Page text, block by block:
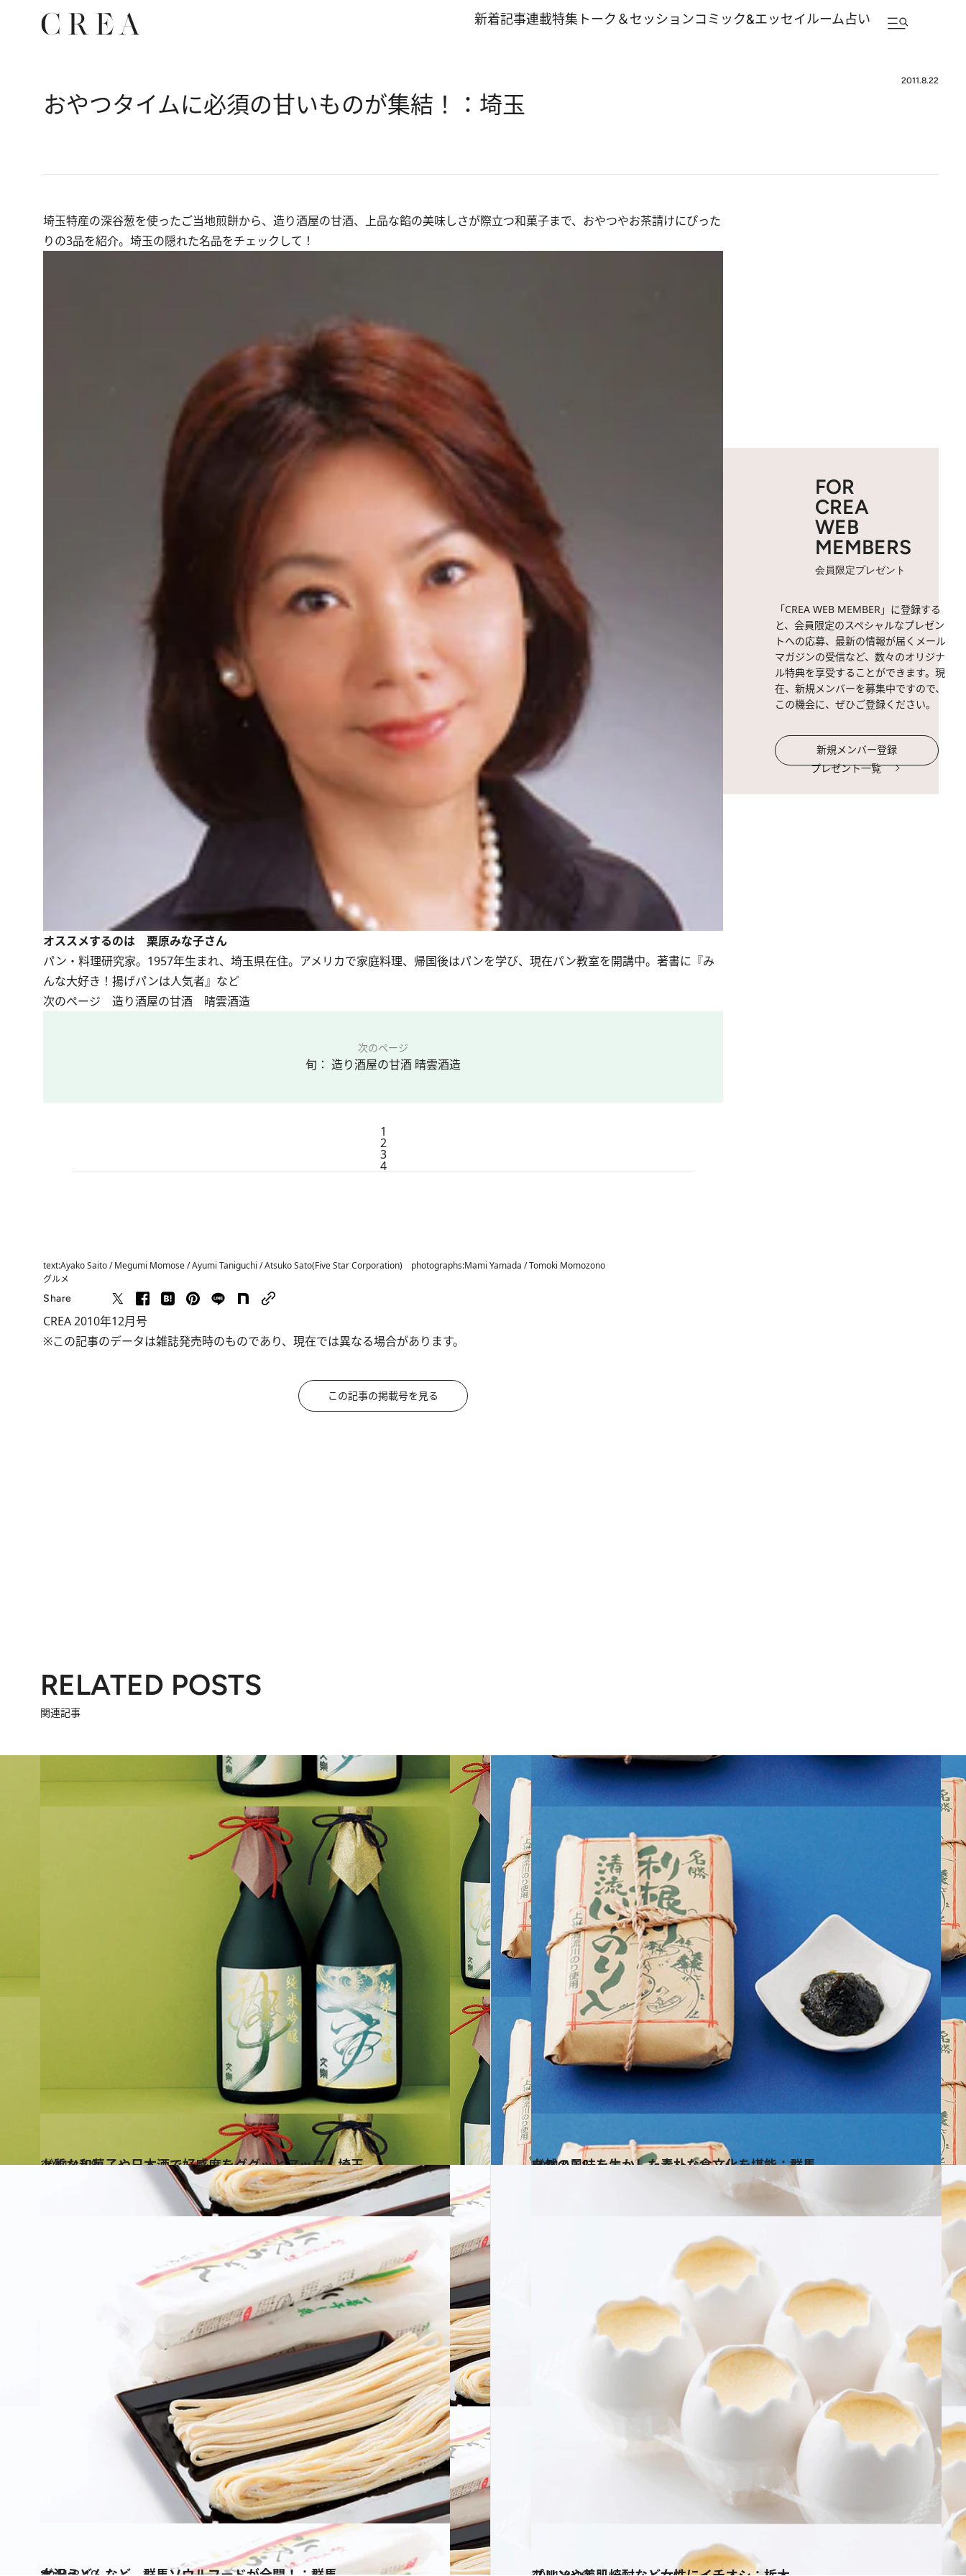
新着記事連載特集 トーク＆セッションコミック&エッセイルーム占い
2011.8.22
おやつタイムに必須の甘いものが集結！：埼玉
埼玉特産の深谷葱を使ったご当地煎餅から、造り酒屋の甘酒、上品な餡の美味しさが際立つ和菓子まで、おやつやお茶請けにぴった
りの3品を紹介。埼玉の隠れた名品をチェックして！
オススメするのは 栗原みな子さん
パン・料理研究家。1957年生まれ、埼玉県在住。アメリカで家庭料理、帰国後はパンを学び、現在パン教室を開講中。著書に『み
んな大好き！揚げパンは人気者』など
次のページ 造り酒屋の甘酒 晴雲酒造
次のページ
旬： 造り酒屋の甘酒 晴雲酒造
1
2
3
4
text:Ayako Saito / Megumi Momose / Ayumi Taniguchi / Atsuko Sato(Five Star Corporation) photographs:Mami Yamada / Tomoki Momozono
グルメ
Share
CREA 2010年12月号
※この記事のデータは雑誌発売時のものであり、現在では異なる場合があります。
この記事の掲載号を見る
FOR
CREA
WEB
MEMBERS
会員限定プレゼント
「CREA WEB MEMBER」に登録する
と、会員限定のスペシャルなプレゼン
トへの応募、最新の情報が届くメール
マガジンの受信など、数々のオリジナ
ル特典を享受することができます。現
在、新規メンバーを募集中ですので、
この機会に、ぜひご登録ください。
新規メンバー登録
プレゼント一覧
RELATED POSTS
関連記事
2011.12.8
上質な和菓子や日本酒で好感度をググッとアップ：埼玉
グルメ 2011.12.8
自然の風味を生かした素朴な食文化を堪能：群馬
グルメ